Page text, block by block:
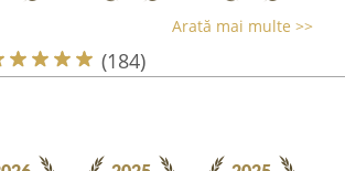
Arată mai multe >>
(184)